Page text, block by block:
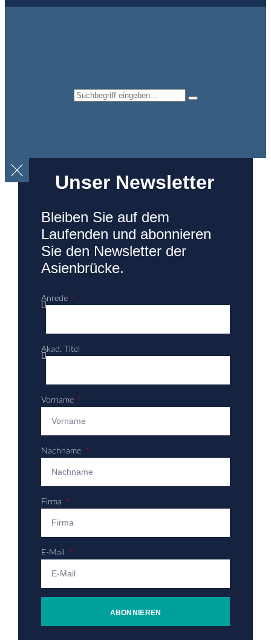
Unser Newsletter
Bleiben Sie auf dem
Laufenden und abonnieren
Sie den Newsletter der
Asienbrücke.
Anrede
Akad. Titel
Vorname
Nachname
Firma
E-Mail
ABONNIEREN